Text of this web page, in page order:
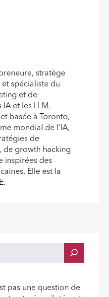
stratège
spécialiste du
et de
IA et les LLM.
basée à Toronto,
mondial de l’IA,
de
de growth hacking
inspirées des
Elle est la
pas une question de